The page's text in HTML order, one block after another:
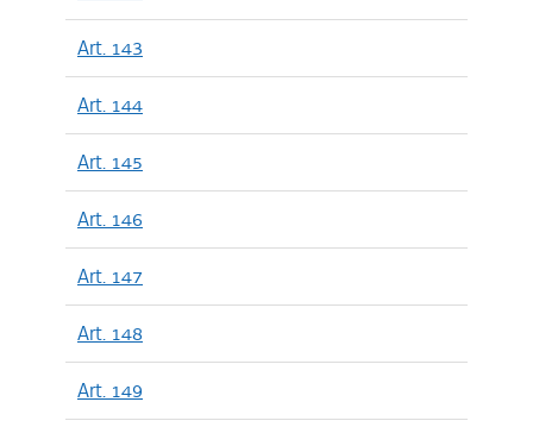
Art. 143
Art. 144
Art. 145
Art. 146
Art. 147
Art. 148
Art. 149